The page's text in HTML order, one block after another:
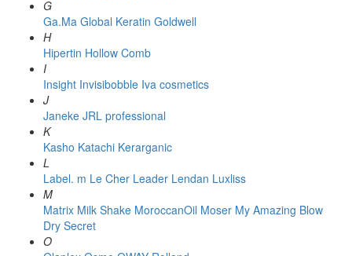
G
Ga.Ma Global Keratin Goldwell
H
Hipertin Hollow Comb
I
Insight Invisibobble Iva cosmetics
J
Janeke JRL professional
K
Kasho Katachi Kerarganic
L
Label. m Le Cher Leader Lendan Luxliss
M
Matrix Milk Shake MoroccanOil Moser My Amazing Blow
Dry Secret
O